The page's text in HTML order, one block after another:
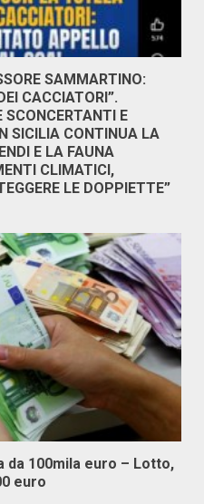
SAMMARTINO:
CACCIATORI”.
SCONCERTANTI E
SICILIA CONTINUA LA
E LA FAUNA
CLIMATICI,
LE DOPPIETTE”
da 100mila euro – Lotto,
euro